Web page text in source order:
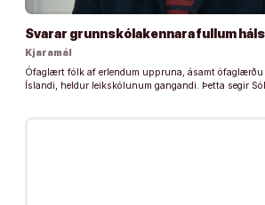
Svarar grunnskólakennara fullum
Kjaramál
Ófaglært fólk af erlendum uppruna, ásamt
Íslandi, heldur leikskólunum gangandi. Þetta segir